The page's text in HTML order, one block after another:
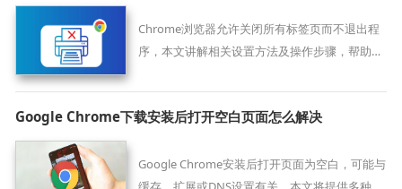
Chrome浏览器允许关闭所有标签页而不退出程
序，本文讲解相关设置方法及操作步骤，帮助用
浏览需求。
Google Chrome下载安装后打开空白页面怎么解决
Google Chrome安装后打开页面为空白，可能与